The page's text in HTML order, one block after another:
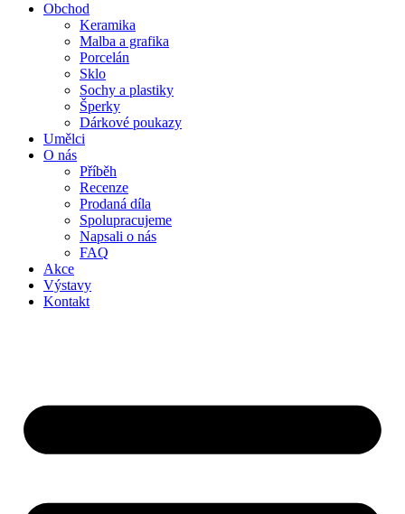
Obchod
Keramika
Malba a grafika
Porcelán
Sklo
Sochy a plastiky
Šperky
Dárkové poukazy
Umělci
O nás
Příběh
Recenze
Prodaná díla
Spolupracujeme
Napsali o nás
FAQ
Akce
Výstavy
Kontakt